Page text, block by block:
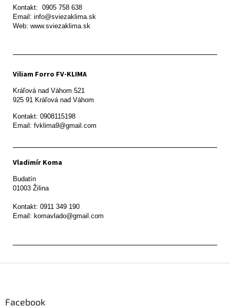
Kontakt:  0905 758 638
Email: info@sviezaklima.sk
Web: www.sviezaklima.sk
Viliam Forro FV-KLIMA
Kráľová nad Váhom 521
Kontakt: 0908115198
Email: fvklima9@gmail.com
Vladimír Koma
Budatín
01003 Žilina
Kontakt: 0911 349 190
Facebook